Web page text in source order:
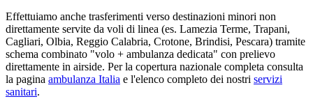
Effettuiamo anche trasferimenti verso destinazioni minori non
direttamente servite da voli di linea (es. Lamezia Terme, Trapani,
Cagliari, Olbia, Reggio Calabria, Crotone, Brindisi, Pescara) tramite
schema combinato "volo + ambulanza dedicata" con prelievo
direttamente in airside. Per la copertura nazionale completa consulta
la pagina ambulanza Italia e l'elenco completo dei nostri servizi
sanitari.